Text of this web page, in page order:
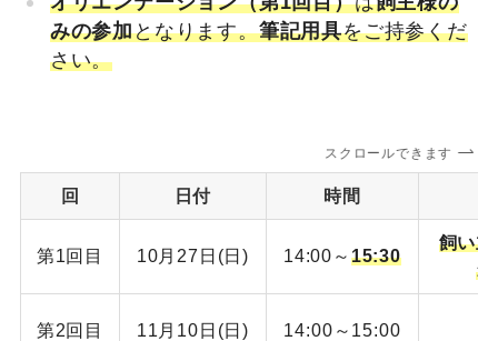
みの参加となります。筆記用具をご持参くだ
さい。
スクロールできます
回 日付 時間
第1回目 10月27日(日) 14:00～ 15:30
飼い
第2回目 11月10日(日) 14:00～15:00